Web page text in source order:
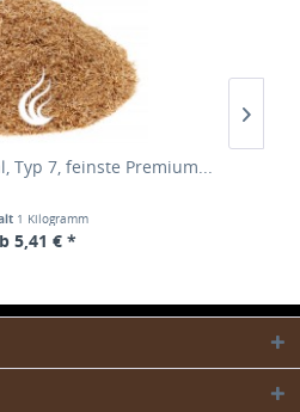
Typ 7, feinste Premium...
1 Kilogramm
5,41 € *